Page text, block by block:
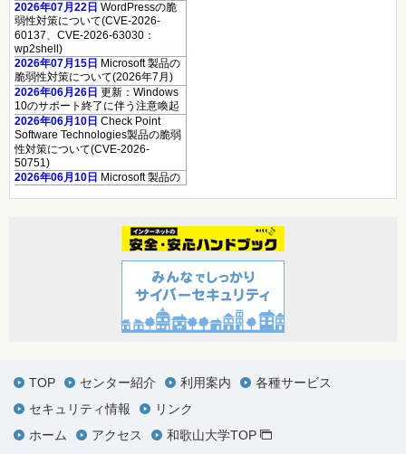
2026年07月22日 WordPressの脆
弱性対策について(CVE-2026-
60137、CVE-2026-63030：
wp2shell)
2026年07月15日 Microsoft 製品の
脆弱性対策について(2026年7月)
2026年06月26日 更新：Windows
10のサポート終了に伴う注意喚起
2026年06月10日 Check Point
Software Technologies製品の脆弱
性対策について(CVE-2026-
50751)
2026年06月10日 Microsoft 製品の
「GUARDIANWALL
MailSuite」におけるスタックベー
スのバッファオーバーフローの脆
弱性について（JVN#35567473）
Microsoft 製品の
脆弱性対策について(2026年5月)
について(CVE-2026-0300)
2026年05月07日
更新：Linuxの脆
弱性対策について(CVE-2026-
31431、Copy Fail)
2026年05月01日 Linuxの脆弱性対
TOP センター紹介 利用案内
各種サービス
セキュリティ情報
リンク
ホーム
アクセス 和歌山大学TOP